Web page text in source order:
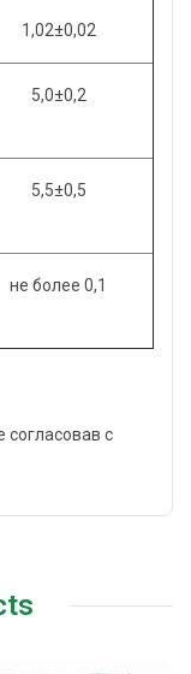
1,02±0,02
5,0±0,2
5,5±0,5
не более 0,1
согласовав с